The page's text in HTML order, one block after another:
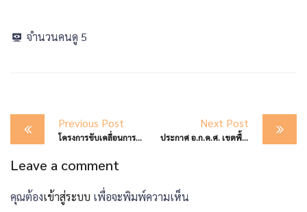
จำนวนคนดู 5
Post
navigation
Previous Post
โครงการขับเคลื่อนการประเมินคุณธรรมและความโปรงใส่ในการดำเนินงาม ของสถานศึกษาออนไลน์ (ITA ONLINE) ประจำปิงบประมาณ พ.ศ.2568
Next Post
ประกาศ อ.ก.ค.ศ. เขตพื้นที่การศึกษามัธมศึกษาตาก เรื่อง รับสมัครคัดเลือกบุคคลเพื่อบรรจุและแต่งตั้งให้ดำรงตำแหน่งรองผู้อำนวยการสถานศึกษา สังกัดสำนักงานคณะกรรมการการศึกษาขั้นพื้นพื้นฐาน ปี พ.ศ. 2568
Leave a comment
คุณต้องเข้าสู่ระบบ เพื่อจะพิมพ์ความเห็น